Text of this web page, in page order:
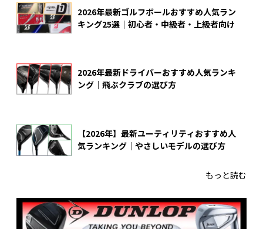
2026年最新ゴルフボールおすすめ人気ラン
キング25選｜初心者・中級者・上級者向け
2026年最新ドライバーおすすめ人気ランキ
ング｜飛ぶクラブの選び方
【2026年】最新ユーティリティおすすめ人
気ランキング｜やさしいモデルの選び方
もっと読む